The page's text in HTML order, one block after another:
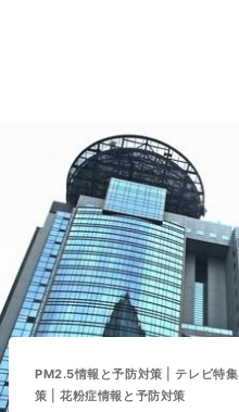
PM2.5情報と予防対策 |テレビ特集
策 |花粉症情報と予防対策